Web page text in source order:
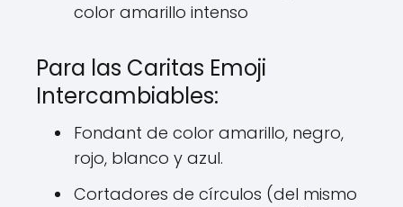
color amarillo intenso
Para las Caritas Emoji
Intercambiables:
Fondant de color amarillo, negro,
rojo, blanco y azul.
Cortadores de círculos (del mismo